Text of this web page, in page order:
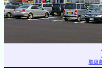
取扱